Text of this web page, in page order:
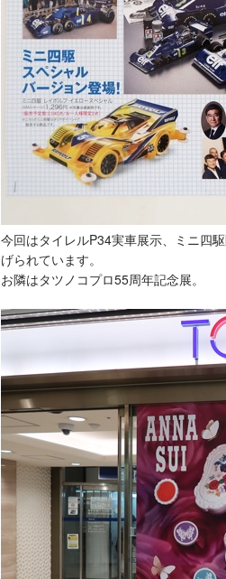
今回はタイレルP34実車展示、ミニ四
げられています。
お隣はタツノコプロ55周年記念展。